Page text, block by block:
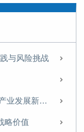
与风险挑战
杨涛、刘家琳：数字经济时代支付产业发展新特征
略价值